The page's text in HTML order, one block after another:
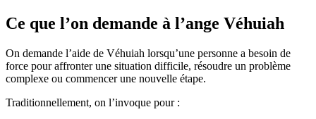
Ce que l’on demande à l’ange Véhuiah
On demande l’aide de Véhuiah lorsqu’une personne a besoin de
force pour affronter une situation difficile, résoudre un problème
complexe ou commencer une nouvelle étape.
Traditionnellement, on l’invoque pour :